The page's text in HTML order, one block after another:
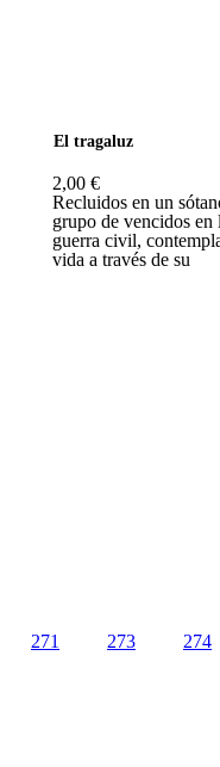
El tragaluz
2,00 €
Recluidos en un
grupo de vencidos en
guerra civil,
vida a través de su
271 273 274